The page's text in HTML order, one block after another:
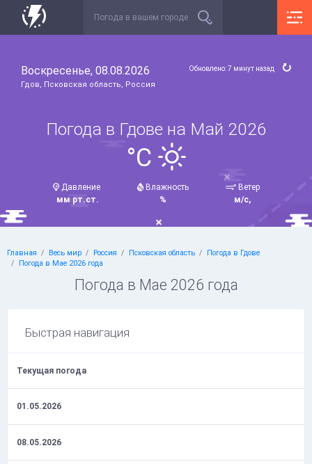
Воскресенье, 08.08.2026
Гдов, Псковская область, Россия
Обновлено: 7 минут назад
Погода в Гдове на Май 2026
°C
Давление
мм рт.ст.
Влажность
%
Ветер
м/с,
Главная Весь мир Россия Псковская область
Погода в Гдове
Погода в Мае 2026 года
Погода в Мае 2026 года
Быстрая навигация
Текущая погода
01.05.2026
08.05.2026